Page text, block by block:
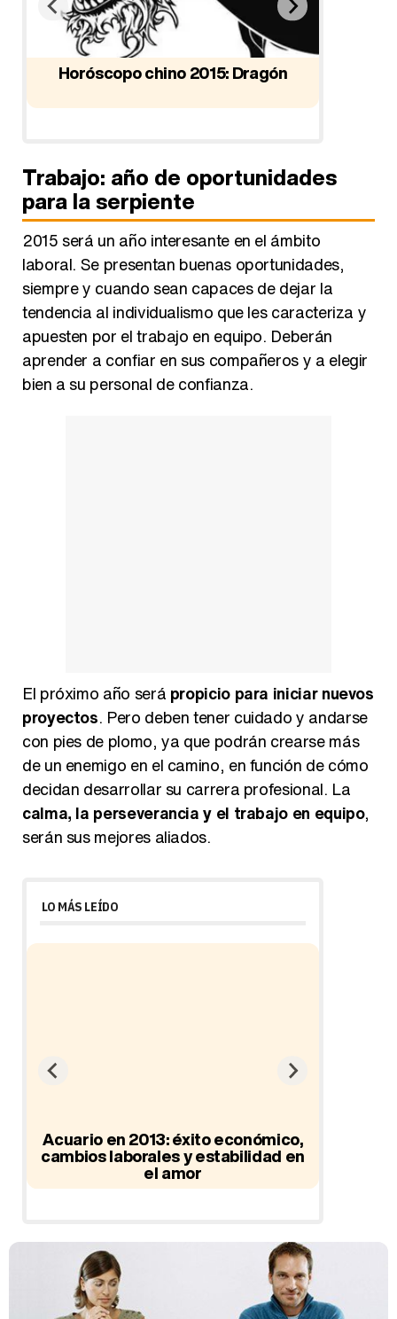
Horóscopo chino 2015: Dragón
Trabajo: año de oportunidades
para la serpiente
2015 será un año interesante en el ámbito
laboral. Se presentan buenas oportunidades,
siempre y cuando sean capaces de dejar la
tendencia al individualismo que les caracteriza y
apuesten por el trabajo en equipo. Deberán
aprender a confiar en sus compañeros y a elegir
bien a su personal de confianza.
El próximo año será propicio para iniciar nuevos
proyectos. Pero deben tener cuidado y andarse
con pies de plomo, ya que podrán crearse más
de un enemigo en el camino, en función de cómo
decidan desarrollar su carrera profesional. La
calma, la perseverancia y el trabajo en equipo,
serán sus mejores aliados.
LO MÁS LEÍDO